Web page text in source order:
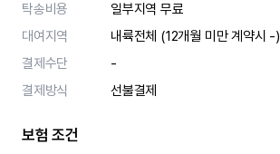
탁송비용
일부지역 무료
대여지역
내륙전체 (12개월 미만 계약시 -)
결제수단
-
결제방식
선불결제
보험 조건